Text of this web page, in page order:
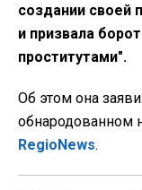
создании своей
и призвала
проститутами".
Об этом она
обнародованном
RegioNews.